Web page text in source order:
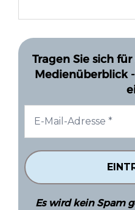
Tragen Sie sich
Medienüberblick
Es wird kein Spam